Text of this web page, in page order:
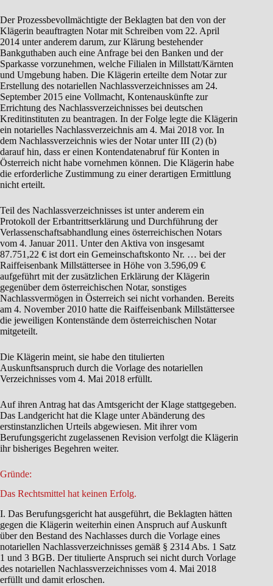
Der Prozessbevollmächtigte der Beklagten bat den von der
Klägerin beauftragten Notar mit Schreiben vom 22. April
2014 unter anderem darum, zur Klärung bestehender
Bankguthaben auch eine Anfrage bei den Banken und der
Sparkasse vorzunehmen, welche Filialen in Millstatt/Kärnten
und Umgebung haben. Die Klägerin erteilte dem Notar zur
Erstellung des notariellen Nachlassverzeichnisses am 24.
September 2015 eine Vollmacht, Kontenauskünfte zur
Errichtung des Nachlassverzeichnisses bei deutschen
Kreditinstituten zu beantragen. In der Folge legte die Klägerin
ein notarielles Nachlassverzeichnis am 4. Mai 2018 vor. In
dem Nachlassverzeichnis wies der Notar unter III (2) (b)
darauf hin, dass er einen Kontendatenabruf für Konten in
Österreich nicht habe vornehmen können. Die Klägerin habe
die erforderliche Zustimmung zu einer derartigen Ermittlung
nicht erteilt.
Teil des Nachlassverzeichnisses ist unter anderem ein
Protokoll der Erbantrittserklärung und Durchführung der
Verlassenschaftsabhandlung eines österreichischen Notars
vom 4. Januar 2011. Unter den Aktiva von insgesamt
87.751,22 € ist dort ein Gemeinschaftskonto Nr. … bei der
Raiffeisenbank Millstättersee in Höhe von 3.596,09 €
aufgeführt mit der zusätzlichen Erklärung der Klägerin
gegenüber dem österreichischen Notar, sonstiges
Nachlassvermögen in Österreich sei nicht vorhanden. Bereits
am 4. November 2010 hatte die Raiffeisenbank Millstättersee
die jeweiligen Kontenstände dem österreichischen Notar
mitgeteilt.
Die Klägerin meint, sie habe den titulierten
Auskunftsanspruch durch die Vorlage des notariellen
Verzeichnisses vom 4. Mai 2018 erfüllt.
Auf ihren Antrag hat das Amtsgericht der Klage stattgegeben.
Das Landgericht hat die Klage unter Abänderung des
erstinstanzlichen Urteils abgewiesen. Mit ihrer vom
Berufungsgericht zugelassenen Revision verfolgt die Klägerin
ihr bisheriges Begehren weiter.
Gründe:
Das Rechtsmittel hat keinen Erfolg.
I. Das Berufungsgericht hat ausgeführt, die Beklagten hätten
gegen die Klägerin weiterhin einen Anspruch auf Auskunft
über den Bestand des Nachlasses durch die Vorlage eines
notariellen Nachlassverzeichnisses gemäß § 2314 Abs. 1 Satz
1 und 3 BGB. Der titulierte Anspruch sei nicht durch Vorlage
des notariellen Nachlassverzeichnisses vom 4. Mai 2018
erfüllt und damit erloschen.